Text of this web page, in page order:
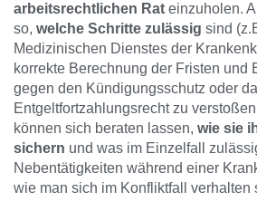
arbeitsrechtlichen Rat einzuholen.
so, welche Schritte zulässig sind
Medizinischen Dienstes der
korrekte Berechnung der Fristen und
gegen den Kündigungsschutz oder
Entgeltfortzahlungsrecht zu
können sich beraten lassen, wie sie
sichern und was im Einzelfall
Nebentätigkeiten während einer
wie man sich im Konfliktfall verhalten